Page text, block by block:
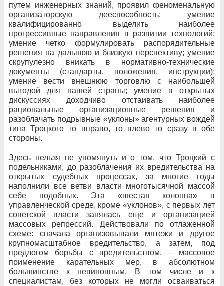
путем инженерных знаний, проявил феноменальную
организаторскую дееспособность: умение
квалифицированно выделить наиболее
прогрессивные направления в развитии технологий;
умение четко формулировать распорядительные
решения на дальнюю и близкую перспективу; умение
скрупулезно вникать в нормативно-технические
документы (стандарты, положения, инструкции);
умение вести внешнюю торговлю с наибольшей
выгодой для нашей страны; умение в открытых
дискуссиях доходчиво отстаивать наиболее
рациональные организационные решения и
разоблачать подрывные «уклоны» агентурных вождей
типа Троцкого то вправо, то влево то сразу в обе
стороны.
Здесь нельзя не упомянуть и о том, что Троцкий с
подельниками, до разоблачения их вредительства на
открытых судебных процессах, за многие годы
наполнили все ветви власти многотысячной массой
себе подобных. Эта «шестая колонна» в
управленческой среде, кроме «уклонов», с первых лет
советской власти занялась еще и организацией
массовых репрессий. Действовали по отлаженной
схеме: сначала организовывали мятежи и другое
крупномасштабное вредительство, а затем, под
предлогом борьбы с вредительством, – массовое
применение карательных мер, в абсолютном
большинстве к невиновным. В том числе и к
специалистам, без которых не могли осваиваться